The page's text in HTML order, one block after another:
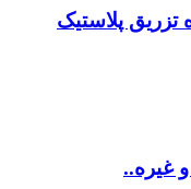
پلاستیک
غیره..